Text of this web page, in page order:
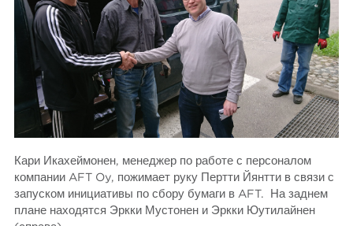
Кари Икахеймонен, менеджер по работе с персоналом
компании AFT Oy, пожимает руку Пертти Йянтти в связи с
запуском инициативы по сбору бумаги в AFT. На заднем
плане находятся Эркки Мустонен и Эркки Юутилайнен